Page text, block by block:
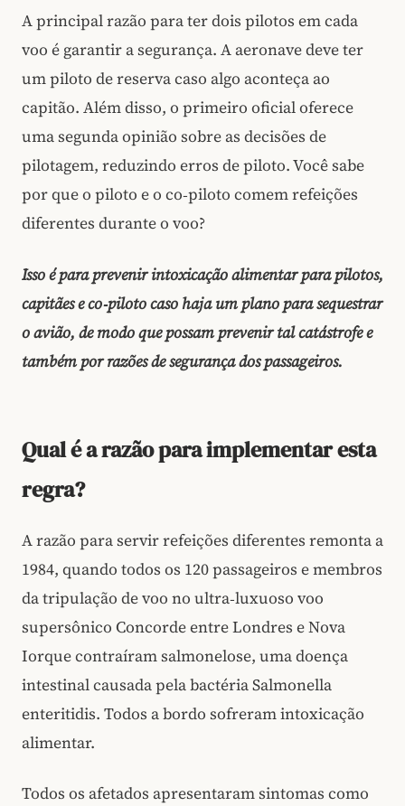
A principal razão para ter dois pilotos em cada
voo é garantir a segurança. A aeronave deve ter
um piloto de reserva caso algo aconteça ao
capitão. Além disso, o primeiro oficial oferece
uma segunda opinião sobre as decisões de
pilotagem, reduzindo erros de piloto. Você sabe
por que o piloto e o co‑piloto comem refeições
diferentes durante o voo?
Isso é para prevenir intoxicação alimentar para pilotos,
capitães e co‑piloto caso haja um plano para sequestrar
o avião, de modo que possam prevenir tal catástrofe e
também por razões de segurança dos passageiros.
Qual é a razão para implementar esta
regra?
A razão para servir refeições diferentes remonta a
1984, quando todos os 120 passageiros e membros
da tripulação de voo no ultra‑luxuoso voo
supersônico Concorde entre Londres e Nova
Iorque contraíram salmonelose, uma doença
intestinal causada pela bactéria Salmonella
enteritidis. Todos a bordo sofreram intoxicação
alimentar.
Todos os afetados apresentaram sintomas como